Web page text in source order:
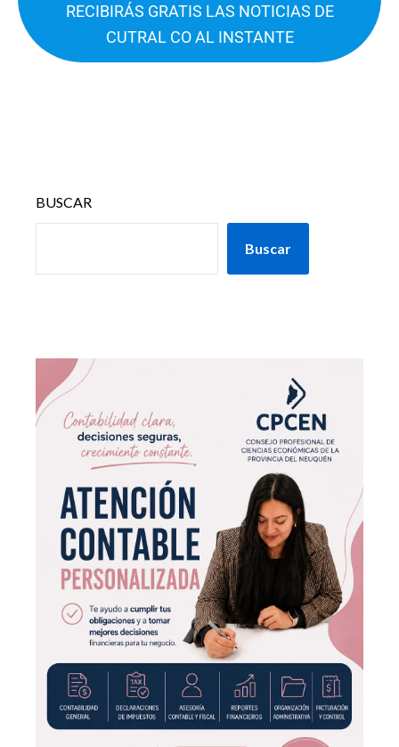
RECIBIRÁS GRATIS LAS NOTICIAS DE
CUTRAL CO AL INSTANTE
BUSCAR
Buscar